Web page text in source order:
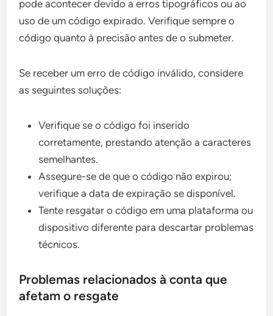
pode acontecer devido a erros tipográficos ou ao
uso de um código expirado. Verifique sempre o
código quanto à precisão antes de o submeter.
Se receber um erro de código inválido, considere
as seguintes soluções:
Verifique se o código foi inserido
corretamente, prestando atenção a caracteres
semelhantes.
Assegure-se de que o código não expirou;
verifique a data de expiração se disponível.
Tente resgatar o código em uma plataforma ou
dispositivo diferente para descartar problemas
técnicos.
Problemas relacionados à conta que
afetam o resgate